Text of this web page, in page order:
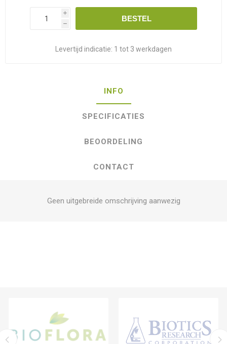
i
h
BESTEL
Levertijd indicatie: 1 tot 3 werkdagen
INFO
SPECIFICATIES
BEOORDELING
CONTACT
Geen uitgebreide omschrijving aanwezig